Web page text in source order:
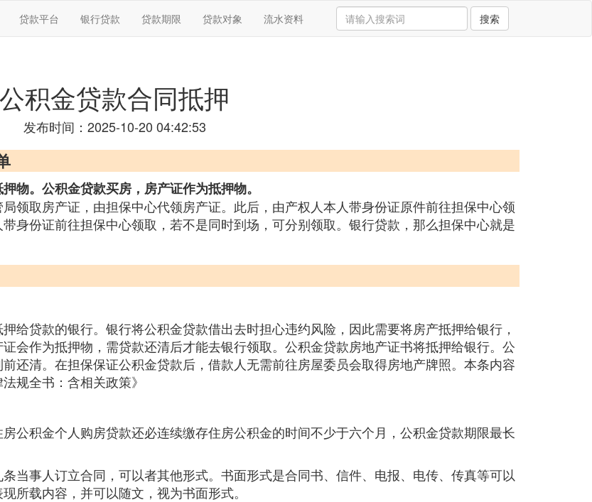
贷款平台 银行贷款 贷款期限 贷款对象 流水资料 搜索
公积金贷款合同抵押
发布时间：2025-10-20 04:42:53
物。公积金贷款买房，房产证作为抵押物。
领取房产证，由担保中心代领房产证。此后，由产权人本人带身份证原件前往担保中心领
身份证前往担保中心领取，若不是同时到场，可分别领取。银行贷款，那么担保中心就是
给贷款的银行。银行将公积金贷款借出去时担心违约风险，因此需要将房产抵押给银行，
会作为抵押物，需贷款还清后才能去银行领取。公积金贷款房地产证书将抵押给银行。公
还清。在担保保证公积金贷款后，借款人无需前往房屋委员会取得房地产牌照。本条内容
规全书：含相关政策》
公积金个人购房贷款还必连续缴存住房公积金的时间不少于六个月，公积金贷款期限最长
当事人订立合同，可以者其他形式。书面形式是合同书、信件、电报、电传、传真等可以
所载内容，并可以随文，视为书面形式。